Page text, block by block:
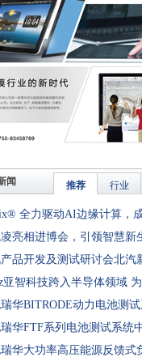
闻 行业
推荐
全力驱动AI边缘计算，
T20 FPGA样品, 同时将
万逻辑单元的T200 FPGA
亮相进博会，引领智慧新
品开发及测试研讨会北汽
功举行
亚智科技跨入半导体领域
封装提供化学湿制程、涂布
产设备解决方案
华BITRODE动力电池测
北汽新能源
华FTF系列电池测试系统
源汽车股份有限公司
华大功率高压能源反馈式